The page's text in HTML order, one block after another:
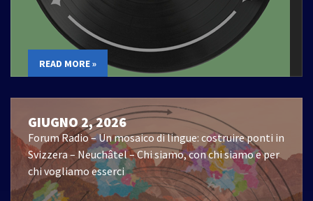
READ MORE »
GIUGNO 2, 2026
Forum Radio – Un mosaico di lingue: costruire ponti in
Svizzera – Neuchâtel – Chi siamo, con chi siamo e per
chi vogliamo esserci